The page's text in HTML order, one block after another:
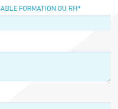
FORMATION OU RH *